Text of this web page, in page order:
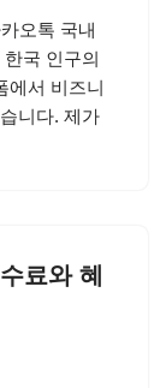
오톡 국내
국 인구의
에서 비즈니
니다. 제가
료와 혜